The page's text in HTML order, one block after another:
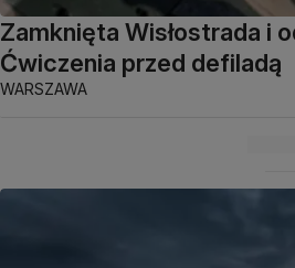
Zamknięta Wisłostrada i
Ćwiczenia przed defiladą
WARSZAWA